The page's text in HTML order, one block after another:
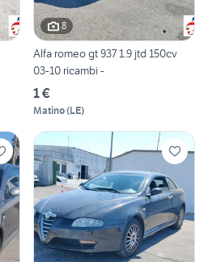
8
Alfa romeo gt 937 1.9 jtd 150cv
03-10 ricambi -
1 €
Matino(LE)